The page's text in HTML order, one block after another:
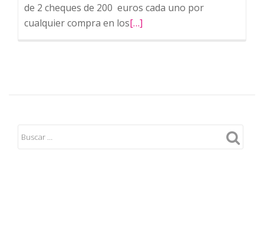
de 2 cheques de 200 euros cada uno por
cualquier compra en losLeer
CAMPAÑA
NAVIDAD
[…]